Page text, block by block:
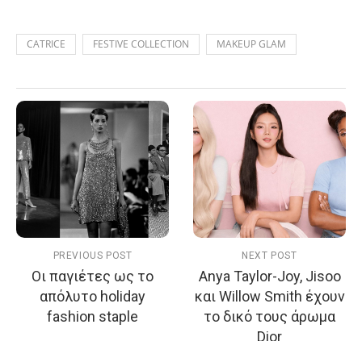
CATRICE FESTIVE COLLECTION MAKEUP GLAM
PREVIOUS POST
Οι παγιέτες ως το
απόλυτο holiday
fashion staple
NEXT POST
Anya Taylor-Joy, Jisoo
και Willow Smith έχουν
το δικό τους άρωμα
Dior